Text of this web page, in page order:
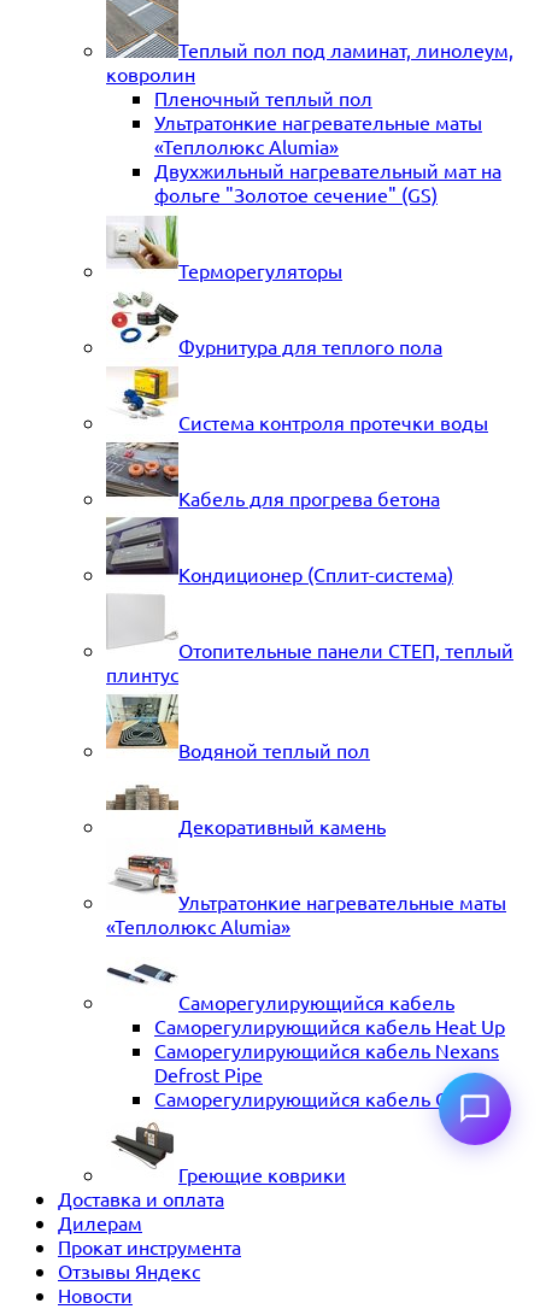
Теплый пол под ламинат, линолеум,
ковролин
Пленочный теплый пол
Ультратонкие нагревательные маты
«Теплолюкс Alumia»
Двухжильный нагревательный мат на
фольге "Золотое сечение" (GS)
Терморегуляторы
Фурнитура для теплого пола
Система контроля протечки воды
Кабель для прогрева бетона
Кондиционер (Сплит-система)
Отопительные панели СТЕП, теплый
плинтус
Водяной теплый пол
Декоративный камень
Ультратонкие нагревательные маты
«Теплолюкс Alumia»
Саморегулирующийся кабель
Саморегулирующийся кабель Heat Up
Саморегулирующийся кабель Nexans
Defrost Pipe
Саморегулирующийся кабель ССТ
Греющие коврики
Доставка и оплата
Дилерам
Прокат инструмента
Отзывы Яндекс
Новости